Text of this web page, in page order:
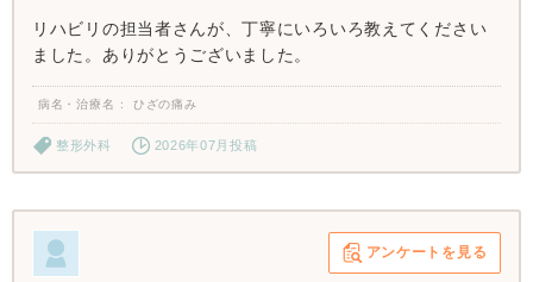
リハビリの担当者さんが、丁寧にいろいろ教えてください
ました。ありがとうございました。
病名・治療名 ひざの痛み
整形外科 2026年07月投稿
アンケートを見る